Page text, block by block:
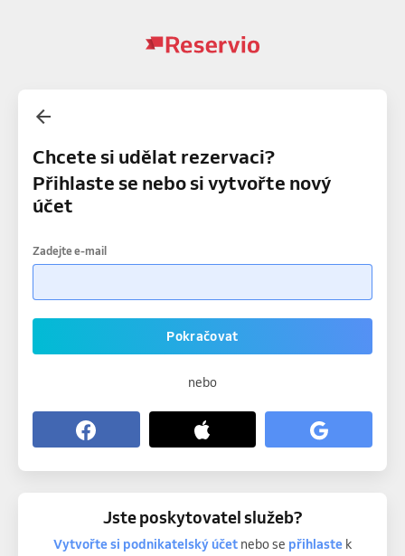
Chcete si udělat rezervaci?
Přihlaste se nebo si vytvořte nový
účet
Zadejte e-mail
Pokračovat
nebo
Jste poskytovatel služeb?
Vytvořte si podnikatelský účetnebo se přihlastek